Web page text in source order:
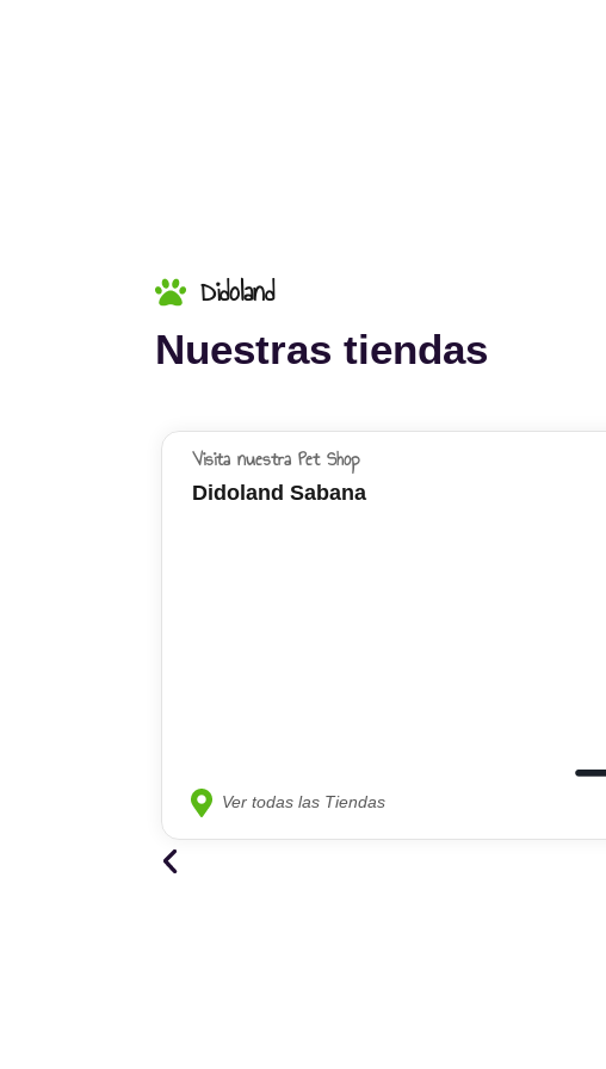
Didoland
Nuestras tiendas
Visita nuestra Pet Shop
Didoland Sabana
Ver todas las Tiendas